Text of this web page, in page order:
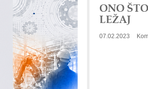
ONO
LEŽAJ
07.02.2023